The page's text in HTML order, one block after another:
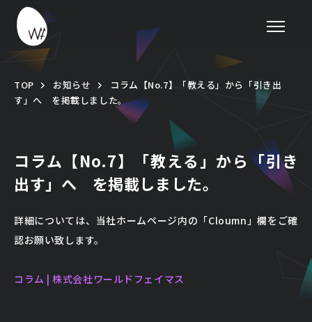
TOP お知らせ
コラム【No.7】「教える」から「引き出
す」へ を掲載しました。
コラム【No.7】「教える」から「引き
出す」へ を掲載しました。
詳細については、当社ホームページ内の「Cloumn」欄をご確
認お願い致します。
コラム | 株式会社ワールドフェイマス